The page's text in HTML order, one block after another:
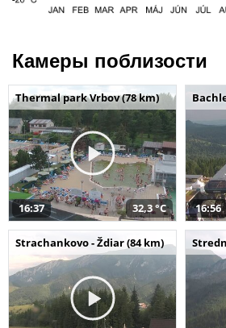
Камеры поблизости
Thermal park Vrbov (78 km)
16:37 32,3 °C 16:56
Strachankovo - Ždiar (84 km)